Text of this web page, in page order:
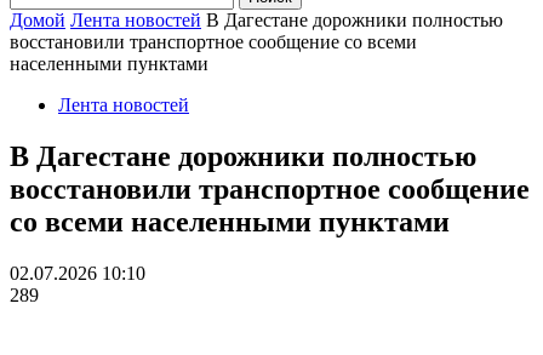
Домой Лента новостей В Дагестане дорожники полностью
восстановили транспортное сообщение со всеми
населенными пунктами
Лента новостей
В Дагестане дорожники полностью
восстановили транспортное сообщение
со всеми населенными пунктами
02.07.2026 10:10
289